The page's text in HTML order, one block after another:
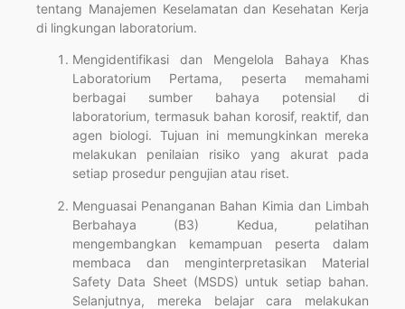
tentang Manajemen Keselamatan dan Kesehatan Kerja
di lingkungan laboratorium.
Mengidentifikasi dan Mengelola Bahaya Khas
Laboratorium Pertama, peserta memahami
berbagai sumber bahaya potensial di
laboratorium, termasuk bahan korosif, reaktif, dan
agen biologi. Tujuan ini memungkinkan mereka
melakukan penilaian risiko yang akurat pada
setiap prosedur pengujian atau riset.
Menguasai Penanganan Bahan Kimia dan Limbah
Berbahaya (B3) Kedua, pelatihan
mengembangkan kemampuan peserta dalam
membaca dan menginterpretasikan Material
Safety Data Sheet (MSDS) untuk setiap bahan.
Selanjutnya, mereka belajar cara melakukan